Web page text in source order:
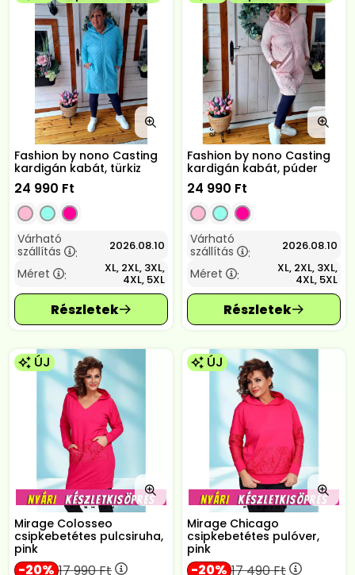
Fashion by nono Casting
kardigán kabát, türkiz
24 990 Ft
Várható
szállítás
: 2026.08.10
Méret : XL, 2XL, 3XL,
4XL, 5XL
Fashion by nono Casting
kardigán kabát, púder
24 990 Ft
Várható
szállítás
: 2026.08.10
Méret : XL, 2XL, 3XL,
4XL, 5XL
ÚJ
Mirage Colosseo
csipkebetétes pulcsiruha,
pink
20 17 990Ft
ÚJ
Mirage Chicago
csipkebetétes pulóver,
pink
20 17 490Ft